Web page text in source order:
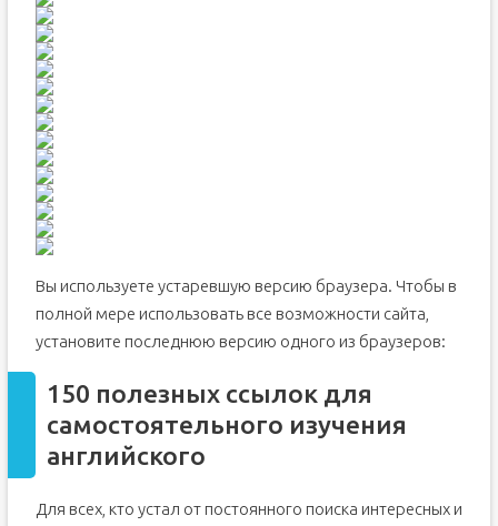
Вы используете устаревшую версию браузера. Чтобы в
полной мере использовать все возможности сайта,
установите последнюю версию одного из браузеров:
150 полезных ссылок для
самостоятельного изучения
английского
Для всех, кто устал от постоянного поиска интересных и